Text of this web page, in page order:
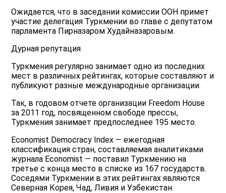
Ожидается, что в заседании комиссии ООН примет
участие делегация Туркмении во главе с депутатом
парламента Пирназаром Худайназаровым.
Дурная репутация
Туркмения регулярно занимает одно из последних
мест в различных рейтингах, которые составляют и
публикуют разные международные организации.
Так, в годовом отчете организации Freedom House
за 2011 год, посвященном свободе прессы,
Туркмения занимает предпоследнее 195 место.
Economist Democracy Index — ежегодная
классификация стран, составляемая аналитиками
журнала Economist — поставил Туркмению на
третье с конца место в списке из 167 государств.
Соседями Туркмении в этих рейтингах являются
Северная Корея, Чад, Ливия и Узбекистан.